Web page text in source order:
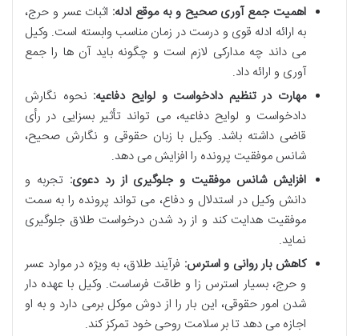
اهمیت جمع آوری صحیح و به موقع ادله: اثبات عسر و حرج،
به ارائه ادله قوی و درست در زمان مناسب وابسته است. وکیل
می داند چه مدارکی لازم است و چگونه باید آن ها را جمع
آوری و ارائه داد.
مهارت در تنظیم دادخواست و لوایح دفاعیه: نحوه نگارش
دادخواست و لوایح دفاعیه، می تواند تأثیر بسزایی در رأی
قاضی داشته باشد. وکیل با زبان حقوقی و نگارش صحیح،
شانس موفقیت پرونده را افزایش می دهد.
افزایش شانس موفقیت و جلوگیری از رد دعوی: تجربه و
دانش وکیل در استدلال و دفاع، می تواند پرونده را به سمت
موفقیت هدایت کند و از رد شدن درخواست طلاق جلوگیری
نماید.
کاهش بار روانی و استرس: فرآیند طلاق، به ویژه در موارد عسر
و حرج، بسیار استرس زا و طاقت فرساست. وکیل با عهده دار
شدن امور حقوقی، این بار را از دوش موکل برمی دارد و به او
اجازه می دهد تا بر سلامت روحی خود تمرکز کند.